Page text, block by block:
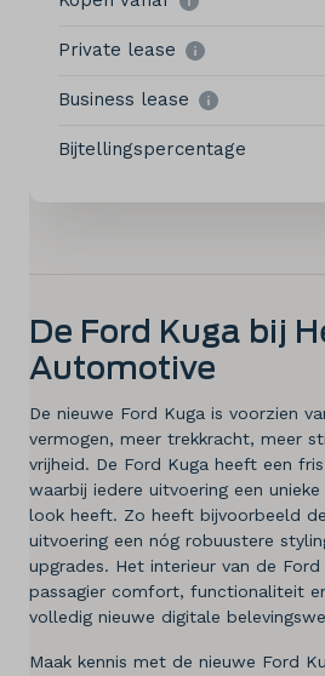
Onderhoud
Vacatures
Vestigingen
Merken
Diensten
Private lease
Business lease
Bijtellingspercentage
De Ford Kuga bij
Automotive
De nieuwe Ford Kuga is voorzien
vermogen, meer trekkracht, meer
vrijheid. De Ford Kuga heeft een
waarbij iedere uitvoering een
look heeft. Zo heeft bijvoorbeeld
uitvoering een nóg robuustere
upgrades. Het interieur van de
passagier comfort, functionaliteit
volledig nieuwe digitale
Maak kennis met de nieuwe Ford